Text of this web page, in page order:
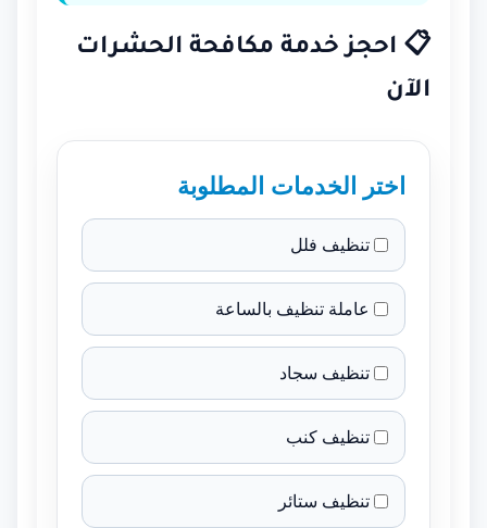
📋 احجز خدمة مكافحة الحشرات
الآن
اختر الخدمات المطلوبة
تنظيف فلل
عاملة تنظيف بالساعة
تنظيف سجاد
تنظيف كنب
تنظيف ستائر